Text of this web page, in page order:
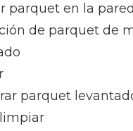
parquet en la pared
de parquet de
parquet